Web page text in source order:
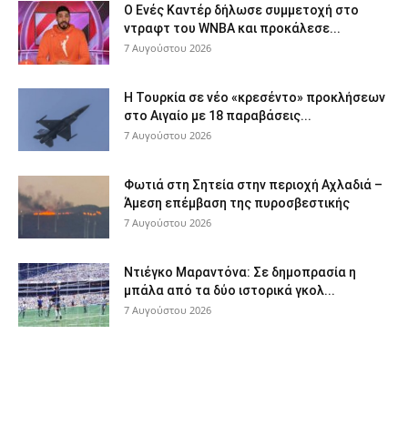
Ο Ενές Καντέρ δήλωσε συμμετοχή στο
ντραφτ του WNBA και προκάλεσε...
7 Αυγούστου 2026
Η Τουρκία σε νέο «κρεσέντο» προκλήσεων
στο Αιγαίο με 18 παραβάσεις...
7 Αυγούστου 2026
Φωτιά στη Σητεία στην περιοχή Αχλαδιά –
Άμεση επέμβαση της πυροσβεστικής
7 Αυγούστου 2026
Ντιέγκο Μαραντόνα: Σε δημοπρασία η
μπάλα από τα δύο ιστορικά γκολ...
7 Αυγούστου 2026